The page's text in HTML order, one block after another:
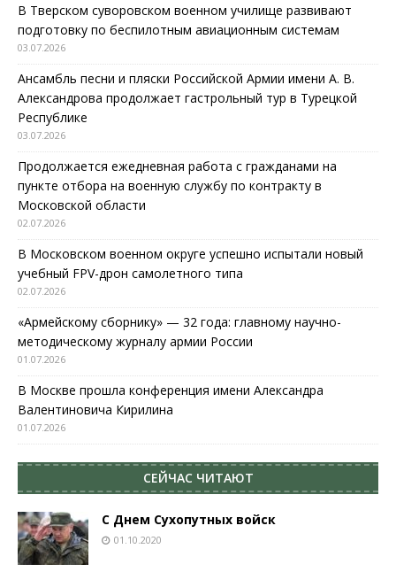
В Тверском суворовском военном училище развивают
подготовку по беспилотным авиационным системам
03.07.2026
Ансамбль песни и пляски Российской Армии имени А. В.
Александрова продолжает гастрольный тур в Турецкой
Республике
03.07.2026
Продолжается ежедневная работа с гражданами на
пункте отбора на военную службу по контракту в
Московской области
02.07.2026
В Московском военном округе успешно испытали новый
учебный FPV-дрон самолетного типа
02.07.2026
«Армейскому сборнику» — 32 года: главному научно-
методическому журналу армии России
01.07.2026
В Москве прошла конференция имени Александра
Валентиновича Кирилина
01.07.2026
СЕЙЧАС ЧИТАЮТ
С Днем Сухопутных войск
01.10.2020